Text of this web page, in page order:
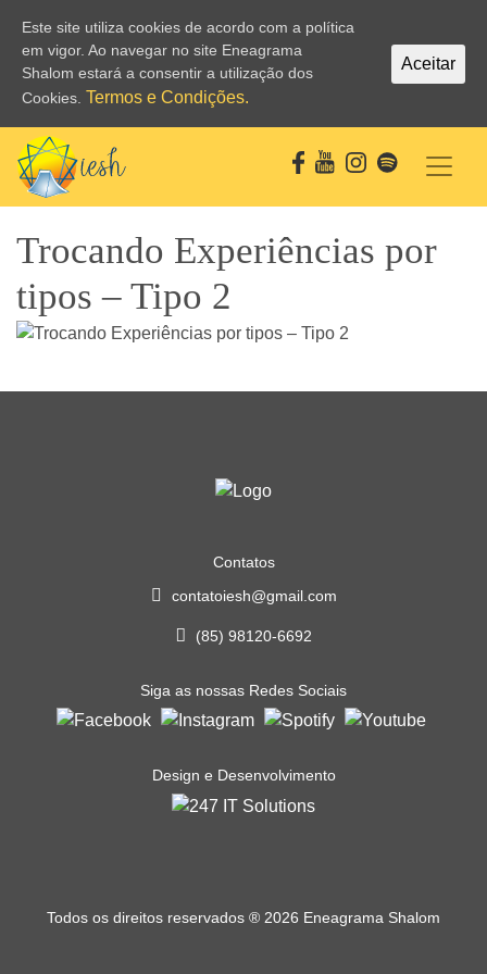
Trocando Experiências por
tipos – Tipo 2
Contatos
contatoiesh@gmail.com
(85) 98120-6692
Siga as nossas Redes Sociais
Design e Desenvolvimento
Todos os direitos reservados ® 2026 Eneagrama Shalom
Este site utiliza cookies de acordo com a política
em vigor. Ao navegar no site Eneagrama
Shalom estará a consentir a utilização dos
Cookies. Termos e Condições.
Aceitar